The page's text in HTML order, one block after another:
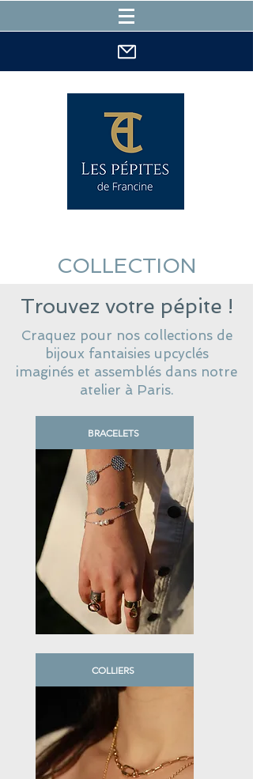
COLLECTION
Trouvez votre pépite !
Craquez pour nos collections de
bijoux fantaisies upcyclés
imaginés et assemblés dans notre
atelier à Paris.
BRACELETS
COLLIERS